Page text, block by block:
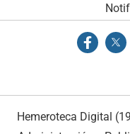
Hemeroteca Digital